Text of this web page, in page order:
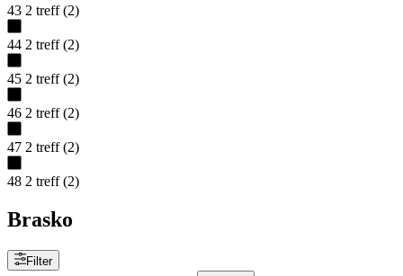
43 2 treff (2)
44 2 treff (2)
45 2 treff (2)
46 2 treff (2)
47 2 treff (2)
48 2 treff (2)
Brasko
Filter